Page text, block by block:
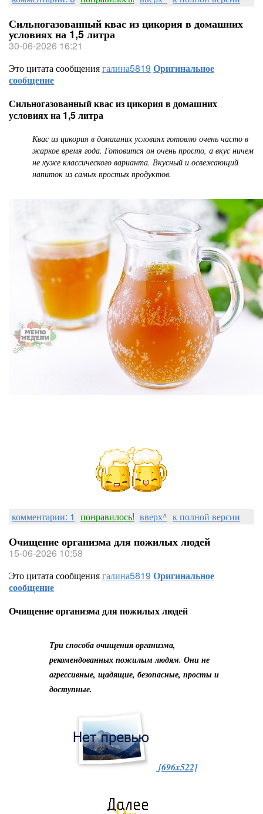
Сильногазованный квас из цикория в домашних
условиях на 1,5 литра
30-06-2026 16:21
Это цитата сообщениягалина5819 Оригинальное
сообщение
Сильногазованный квас из цикория в домашних
условиях на 1,5 литра
Квас из цикория в домашних условиях готовлю очень часто в
жаркое время года. Готовится он очень просто, а вкус ничем
не хуже классического варианта. Вкусный и освежающий
напиток из самых простых продуктов.
комментарии: 1 понравилось! вверх^ к полной версии
Очищение организма для пожилых людей
15-06-2026 10:58
Это цитата сообщениягалина5819 Оригинальное
сообщение
Очищение организма для пожилых людей
Три способа очищения организма,
рекомендованных пожилым людям. Они не
агрессивные, щадящие, безопасные, просты и
доступные.
[696x522]